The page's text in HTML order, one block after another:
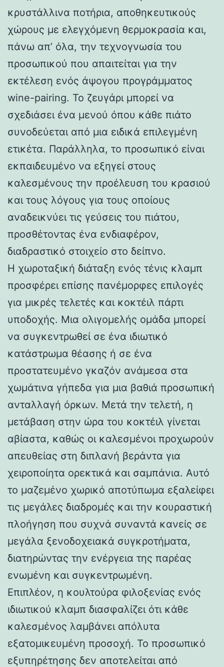
κρυστάλλινα ποτήρια, αποθηκευτικούς
χώρους με ελεγχόμενη θερμοκρασία και,
πάνω απ’ όλα, την τεχνογνωσία του
προσωπικού που απαιτείται για την
εκτέλεση ενός άψογου προγράμματος
wine-pairing. Το ζευγάρι μπορεί να
σχεδιάσει ένα μενού όπου κάθε πιάτο
συνοδεύεται από μια ειδικά επιλεγμένη
ετικέτα. Παράλληλα, το προσωπικό είναι
εκπαιδευμένο να εξηγεί στους
καλεσμένους την προέλευση του κρασιού
και τους λόγους για τους οποίους
αναδεικνύει τις γεύσεις του πιάτου,
προσθέτοντας ένα ενδιαφέρον,
διαδραστικό στοιχείο στο δείπνο.
Η χωροταξική διάταξη ενός τένις κλαμπ
προσφέρει επίσης πανέμορφες επιλογές
για μικρές τελετές και κοκτέιλ πάρτι
υποδοχής. Μια ολιγομελής ομάδα μπορεί
να συγκεντρωθεί σε ένα ιδιωτικό
κατάστρωμα θέασης ή σε ένα
προστατευμένο γκαζόν ανάμεσα στα
χωμάτινα γήπεδα για μια βαθιά προσωπική
ανταλλαγή όρκων. Μετά την τελετή, η
μετάβαση στην ώρα του κοκτέιλ γίνεται
αβίαστα, καθώς οι καλεσμένοι προχωρούν
απευθείας στη διπλανή βεράντα για
χειροποίητα ορεκτικά και σαμπάνια. Αυτό
το μαζεμένο χωρικό αποτύπωμα εξαλείφει
τις μεγάλες διαδρομές και την κουραστική
πλοήγηση που συχνά συναντά κανείς σε
μεγάλα ξενοδοχειακά συγκροτήματα,
διατηρώντας την ενέργεια της παρέας
ενωμένη και συγκεντρωμένη.
Επιπλέον, η κουλτούρα φιλοξενίας ενός
ιδιωτικού κλαμπ διασφαλίζει ότι κάθε
καλεσμένος λαμβάνει απόλυτα
εξατομικευμένη προσοχή. Το προσωπικό
εξυπηρέτησης δεν αποτελείται από